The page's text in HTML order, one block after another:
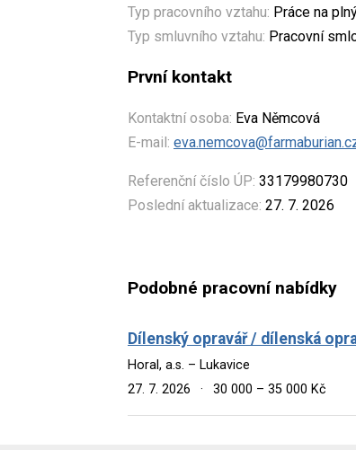
Typ pracovního vztahu: Práce na
Typ smluvního vztahu: Pracovní
První kontakt
Kontaktní osoba: Eva Němcová
E-mail:
Referenční číslo ÚP: 33179980730
Poslední aktualizace: 27. 7. 2026
Podobné pracovní nabídky
Dílenský opravář / dílenská
Horal, a.s. – Lukavice
27. 7. 2026
· 30 000 – 35 000 Kč